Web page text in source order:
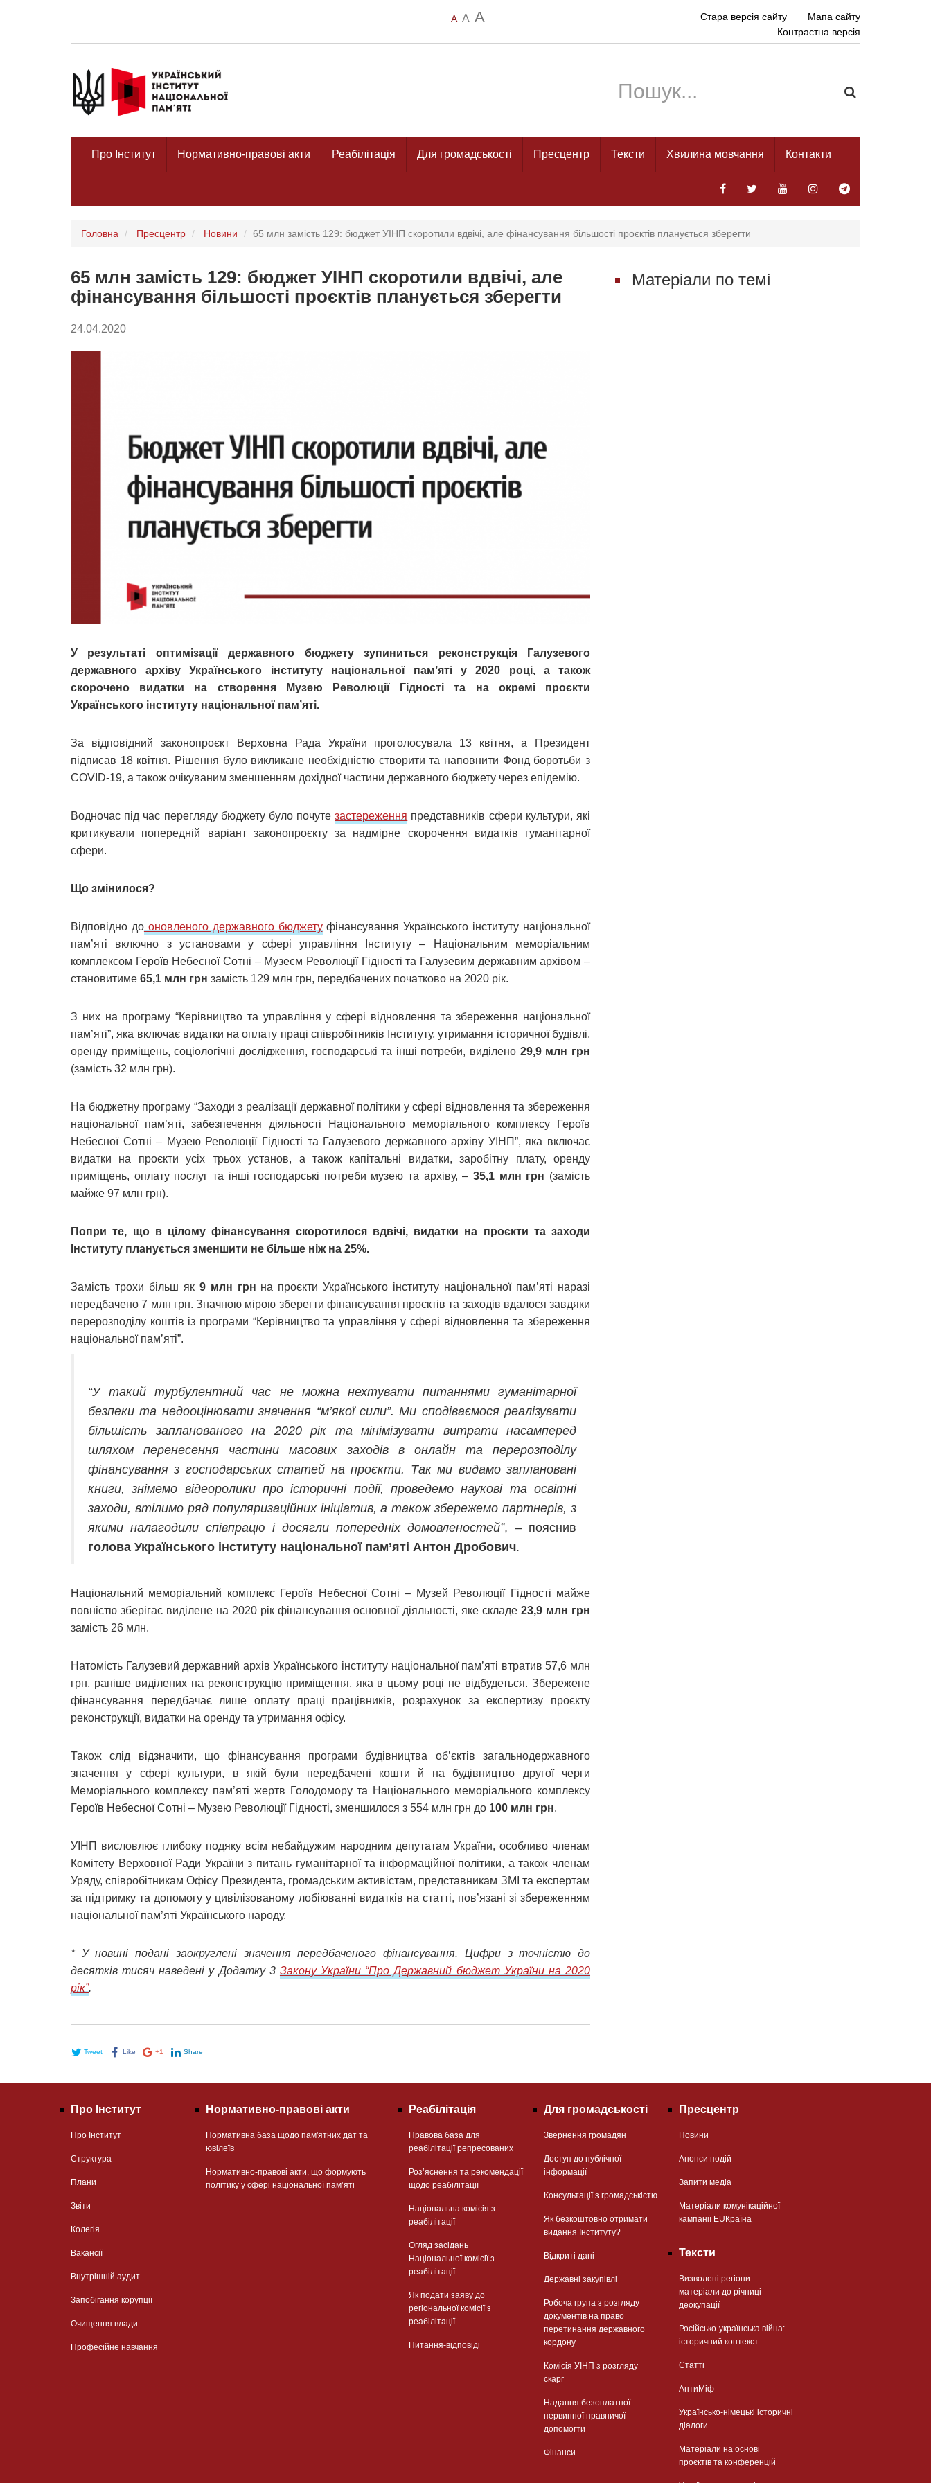
A A A Стара версія сайту
Мапа сайту
Контрастна версія
Про Інститут Нормативно-правові акти Реабілітація Для громадськості Пресцентр Тексти Хвилина мовчання Контакти
Головна Пресцентр Новини 65 млн замість 129: бюджет УІНП скоротили вдвічі, але фінансування більшості проєктів планується зберегти
65 млн замість 129: бюджет УІНП скоротили вдвічі, але
фінансування більшості проєктів планується зберегти
24.04.2020
У результаті оптимізації державного бюджету зупиниться реконструкція Галузевого
державного архіву Українського інституту національної пам’яті у 2020 році, а також
скорочено видатки на створення Музею Революції Гідності та на окремі проєкти
Українського інституту національної пам’яті.
За відповідний законопроєкт Верховна Рада України проголосувала 13 квітня, а Президент
підписав 18 квітня. Рішення було викликане необхідністю створити та наповнити Фонд боротьби з
COVID-19, а також очікуваним зменшенням дохідної частини державного бюджету через епідемію.
Водночас під час перегляду бюджету було почутезастереження представників сфери культури, які
критикували попередній варіант законопроєкту за надмірне скорочення видатків гуманітарної
сфери.
Що змінилося?
Відповідно дооновленого державного бюджетуфінансування Українського інституту національної
пам’яті включно з установами у сфері управління Інституту – Національним меморіальним
комплексом Героїв Небесної Сотні – Музеєм Революції Гідності та Галузевим державним архівом –
становитиме 65,1 млн грн замість 129 млн грн, передбачених початково на 2020 рік.
З них на програму “Керівництво та управління у сфері відновлення та збереження національної
пам’яті”, яка включає видатки на оплату праці співробітників Інституту, утримання історичної будівлі,
оренду приміщень, соціологічні дослідження, господарські та інші потреби, виділено 29,9 млн грн
(замість 32 млн грн).
На бюджетну програму “Заходи з реалізації державної політики у сфері відновлення та збереження
національної пам’яті, забезпечення діяльності Національного меморіального комплексу Героїв
Небесної Сотні – Музею Революції Гідності та Галузевого державного архіву УІНП”, яка включає
видатки на проєкти усіх трьох установ, а також капітальні видатки, заробітну плату, оренду
приміщень, оплату послуг та інші господарські потреби музею та архіву, –35,1 млн грн (замість
майже 97 млн грн).
Попри те, що в цілому фінансування скоротилося вдвічі, видатки на проєкти та заходи
Інституту планується зменшити не більше ніж на 25%.
Замість трохи більш як 9 млн грн на проєкти Українського інституту національної пам’яті наразі
передбачено 7 млн грн. Значною мірою зберегти фінансування проєктів та заходів вдалося завдяки
перерозподілу коштів із програми “Керівництво та управління у сфері відновлення та збереження
національної пам’яті”.
“У такий турбулентний час не можна нехтувати питаннями гуманітарної
безпеки та недооцінювати значення “м’якої сили”. Ми сподіваємося реалізувати
більшість запланованого на 2020 рік та мінімізувати витрати насамперед
шляхом перенесення частини масових заходів в онлайн та перерозподілу
фінансування з господарських статей на проєкти. Так ми видамо заплановані
книги, знімемо відеоролики про історичні події, проведемо наукові та освітні
заходи, втілимо ряд популяризаційних ініціатив, а також збережемо партнерів, з
якими налагодили співпрацю і досягли попередніх домовленостей”, – пояснив
голова Українського інституту національної пам’яті Антон Дробович.
Національний меморіальний комплекс Героїв Небесної Сотні – Музей Революції Гідності майже
повністю зберігає виділене на 2020 рік фінансування основної діяльності, яке складе23,9 млн грн
замість 26 млн.
Натомість Галузевий державний архів Українського інституту національної пам’яті втратив 57,6 млн
грн, раніше виділених на реконструкцію приміщення, яка в цьому році не відбудеться. Збережене
фінансування передбачає лише оплату праці працівників, розрахунок за експертизу проєкту
реконструкції, видатки на оренду та утримання офісу.
Також слід відзначити, що фінансування програми будівництва об’єктів загальнодержавного
значення у сфері культури, в якій були передбачені кошти й на будівництво другої черги
Меморіального комплексу пам’яті жертв Голодомору та Національного меморіального комплексу
Героїв Небесної Сотні – Музею Революції Гідності, зменшилося з 554 млн грн до 100 млн грн.
УІНП висловлює глибоку подяку всім небайдужим народним депутатам України, особливо членам
Комітету Верховної Ради України з питань гуманітарної та інформаційної політики, а також членам
Уряду, співробітникам Офісу Президента, громадським активістам, представникам ЗМІ та експертам
за підтримку та допомогу у цивілізованому лобіюванні видатків на статті, пов’язані зі збереженням
національної пам’яті Українського народу.
* У новині подані заокруглені значення передбаченого фінансування. Цифри з точністю до
десятків тисяч наведені у Додатку 3 Закону України “Про Державний бюджет України на 2020
рік”.
Tweet Like +1 Share
Матеріали по темі
Про Інститут
Про Інститут
Структура
Плани
Звіти
Колегія
Вакансії
Внутрішній аудит
Запобігання корупції
Очищення влади
Професійне навчання
Нормативно-правові акти
Нормативна база щодо пам'ятних дат та
ювілеїв
Нормативно-правові акти, що формують
політику у сфері національної памʼяті
Реабілітація
Правова база для
реабілітації репресованих
Розʼяснення та рекомендації
щодо реабілітації
Національна комісія з
реабілітації
Огляд засідань
Національної комісії з
реабілітації
Як подати заяву до
регіональної комісії з
реабілітації
Питання-відповіді
Для громадськості
Звернення громадян
Доступ до публічної
інформації
Консультації з громадськістю
Як безкоштовно отримати
видання Інституту?
Відкриті дані
Державні закупівлі
Робоча група з розгляду
документів на право
перетинання державного
кордону
Комісія УІНП з розгляду
скарг
Надання безоплатної
первинної правничої
допомогти
Фінанси
Пресцентр
Новини
Анонси подій
Запити медіа
Матеріали комунікаційної
кампанії EUКраїна
Тексти
Визволені регіони:
матеріали до річниці
деокупації
Російсько-українська війна:
історичний контекст
Статті
АнтиМіф
Українсько-німецькі історичні
діалоги
Матеріали на основі
проєктів та конференцій